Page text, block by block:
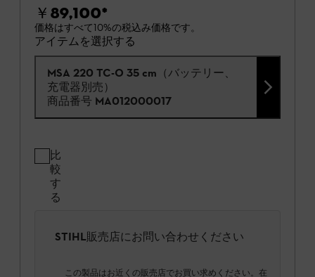
￥89,100*
価格はすべて10%の税込み価格です。
アイテムを選択する
MSA 220 TC-O 35 cm（バッテリー、
充電器別売）
商品番号 MA012000017
比
較
す
る
STIHL販売店にお問い合わせください
この製品はお近くの販売店でお買い求めください。在